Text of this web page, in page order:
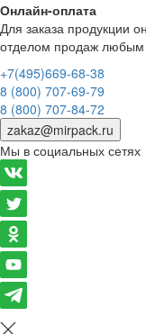
Онлайн-оплата
Для заказа продукции
отделом продаж
+7(495)669-68-38
8 (800) 707-69-79
8 (800) 707-84-72
zakaz@mirpack.ru
Мы в социальных сетях